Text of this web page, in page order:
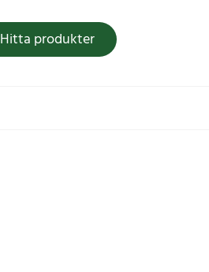
Hitta produkter